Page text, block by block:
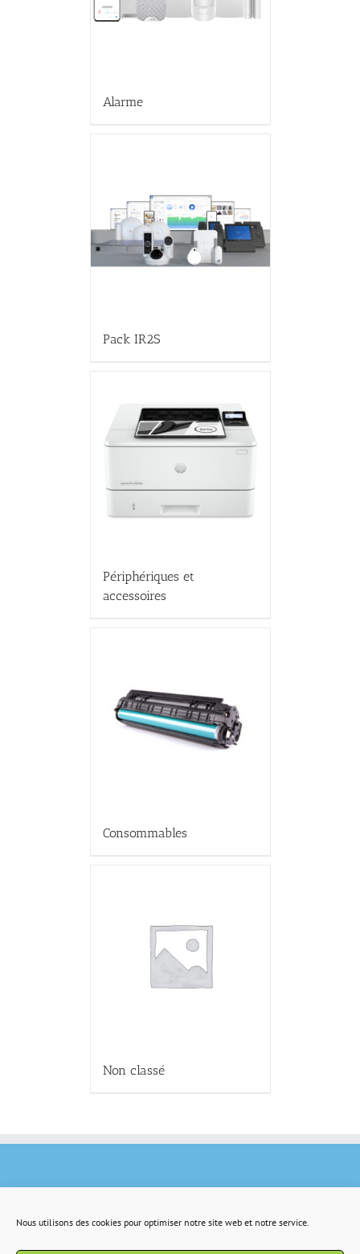
Nous utilisons des cookies pour optimiser notre site web et notre service.
Alarme
Pack IR2S
Périphériques et
accessoires
Consommables
Non classé